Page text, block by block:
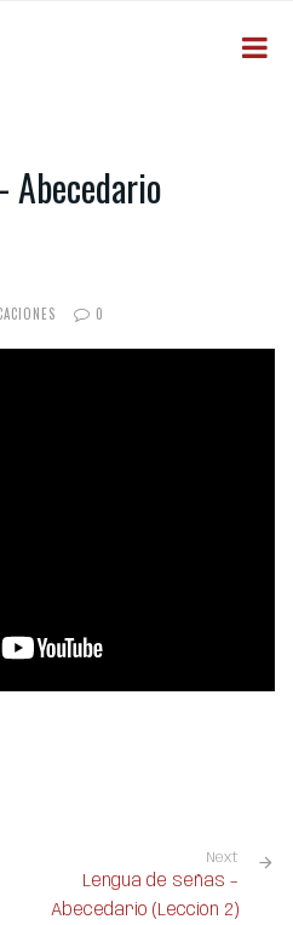
Abecedario
0
Next
Lengua de señas –
Abecedario (Lección 2)